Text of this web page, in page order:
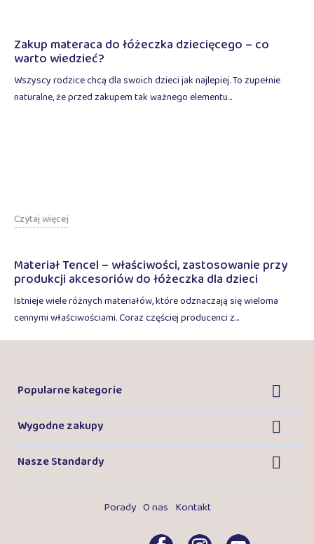
Zakup materaca do łóżeczka dziecięcego – co
warto wiedzieć?
Wszyscy rodzice chcą dla swoich dzieci jak najlepiej. To zupełnie
naturalne, że przed zakupem tak ważnego elementu...
Czytaj więcej
Materiał Tencel – właściwości, zastosowanie przy
produkcji akcesoriów do łóżeczka dla dzieci
Istnieje wiele różnych materiałów, które odznaczają się wieloma
cennymi właściwościami. Coraz częściej producenci z...
Popularne kategorie 
Wygodne zakupy 
Nasze Standardy 
Porady O nas Kontakt